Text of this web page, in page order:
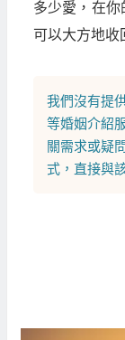
多少愛，在
可以大方地收
我們沒有提
等婚姻介紹
關需求或疑
式，直接與